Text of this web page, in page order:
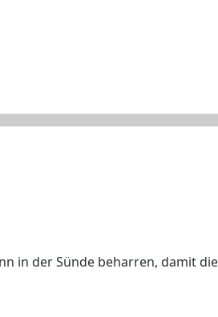
in der Sünde beharren, damit